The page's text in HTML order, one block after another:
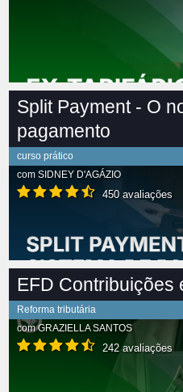
Split Payment - O
pagamento
curso prático
com SIDNEY D'AGÁZIO
450 avaliações
EFD Contribuições
Reforma tributária
comGRAZIELLA SANTOS
242 avaliações